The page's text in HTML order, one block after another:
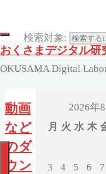
検索対象:
おくさまデジタル研
OKUSAMA Digital
動画
など
のダ
ウン
2026年8
月 火 水 木
3
4 5 6 7